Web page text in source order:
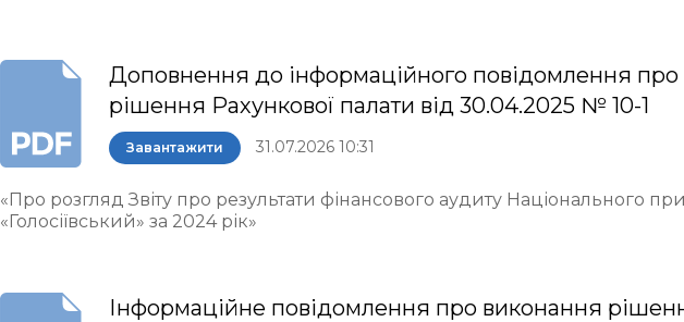
Доповнення до інформаційного повідомлення
рішення Рахункової палати від 30.04.2025 № 10-1
Завантажити 31.07.2026 10:31
«Про розгляд Звіту про результати фінансового аудиту Національного
«Голосіївський» за 2024 рік»
Інформаційне повідомлення про виконання